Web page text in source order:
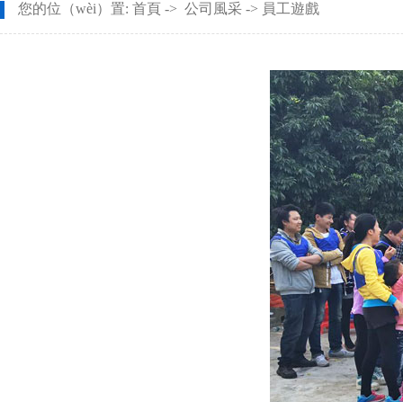
您的位（wèi）置: 首頁 -> 公司風采 -> 員工遊戲